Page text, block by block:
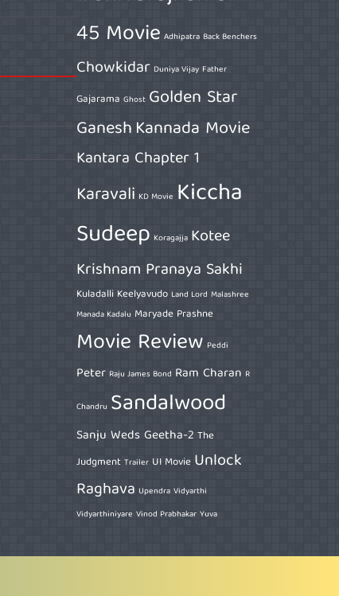
45 Movie Adhipatra Back Benchers
Chowkidar Duniya Vijay Father
Gajarama Ghost Golden Star
GaneshKannada Movie
Kantara Chapter 1
Karavali KD Movie Kiccha
Sudeep Koragajja Kotee
Krishnam Pranaya Sakhi
Kuladalli Keelyavudo Land Lord Malashree
Manada Kadalu Maryade Prashne
Movie Review Peddi
Peter Raju James Bond Ram Charan R
Chandru Sandalwood
Sanju Weds Geetha-2 The
Judgment Trailer UI Movie Unlock
Raghava Upendra Vidyarthi
Vidyarthiniyare Vinod Prabhakar Yuva